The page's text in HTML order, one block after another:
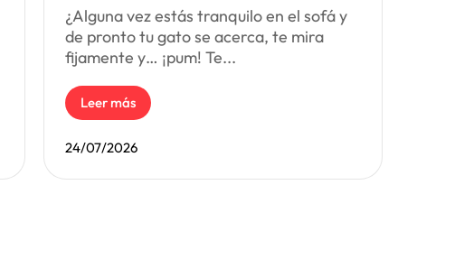
¿Alguna vez estás tranquilo en el sofá y
de pronto tu gato se acerca, te mira
fijamente y… ¡pum! Te...
Leer más
24/07/2026